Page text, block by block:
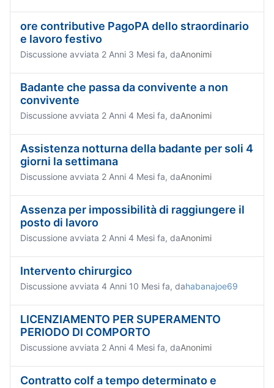
ore contributive PagoPA dello straordinario
e lavoro festivo
Discussione avviata 2 Anni 3 Mesi fa, daAnonimi
Badante che passa da convivente a non
convivente
Discussione avviata 2 Anni 4 Mesi fa, daAnonimi
Assistenza notturna della badante per soli 4
giorni la settimana
Discussione avviata 2 Anni 4 Mesi fa, daAnonimi
Assenza per impossibilità di raggiungere il
posto di lavoro
Discussione avviata 2 Anni 4 Mesi fa, daAnonimi
Intervento chirurgico
Discussione avviata 4 Anni 10 Mesi fa, dahabanajoe69
LICENZIAMENTO PER SUPERAMENTO
PERIODO DI COMPORTO
Discussione avviata 2 Anni 4 Mesi fa, daAnonimi
Contratto colf a tempo determinato e